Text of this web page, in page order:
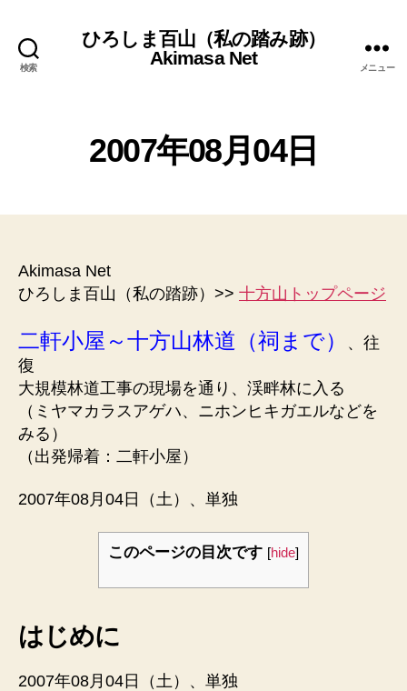
検索
ひろしま百山（私の踏み跡）
Akimasa Net
メニュー
2007年08月04日
成
者
0
9
月
Akimasa Net
ひろしま百山（私の踏跡）>> 十方山トップページ
二軒小屋～十方山林道（祠まで）
、往
復
大規模林道工事の現場を通り、渓畔林に入る
（ミヤマカラスアゲハ、ニホンヒキガエルなどを
みる）
（出発帰着：二軒小屋）
2007年08月04日（土）、単独
このページの目次です [hide]
はじめに
2007年08月04日（土）、単独